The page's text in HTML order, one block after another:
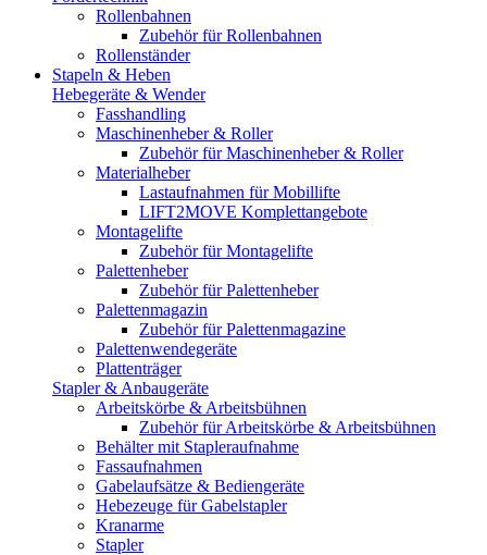
Rollenbahnen
Zubehör für Rollenbahnen
Rollenständer
Stapeln & Heben
Hebegeräte & Wender
Fasshandling
Maschinenheber & Roller
Zubehör für Maschinenheber & Roller
Materialheber
Lastaufnahmen für Mobillifte
LIFT2MOVE Komplettangebote
Montagelifte
Zubehör für Montagelifte
Palettenheber
Zubehör für Palettenheber
Palettenmagazin
Zubehör für Palettenmagazine
Palettenwendegeräte
Plattenträger
Stapler & Anbaugeräte
Arbeitskörbe & Arbeitsbühnen
Zubehör für Arbeitskörbe & Arbeitsbühnen
Behälter mit Stapleraufnahme
Fassaufnahmen
Gabelaufsätze & Bediengeräte
Hebezeuge für Gabelstapler
Kranarme
Stapler